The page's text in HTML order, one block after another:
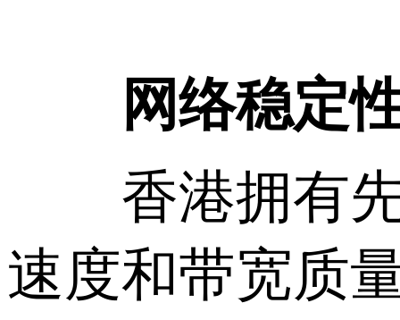
网络稳定
香港拥有先
速度和带宽质